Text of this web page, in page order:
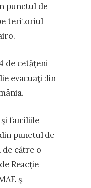
punctul de
teritoriul
de cetăţeni
evacuaţi din
şi familiile
punctul de
către o
Reacţie
şi